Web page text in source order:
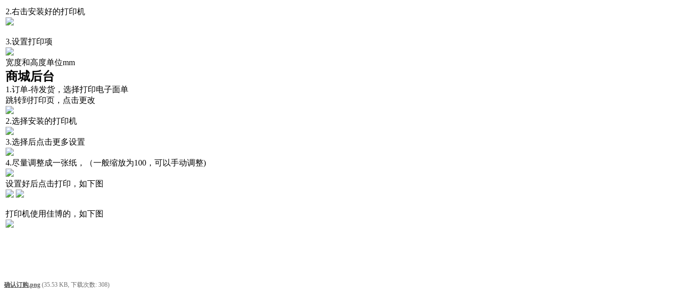
2.右击安装好的打印机
3.设置打印项
宽度和高度单位mm
商城后台
1.订单-待发货，选择打印电子面单
跳转到打印页，点击更改
2.选择安装的打印机
3.选择后点击更多设置
4.尽量调整成一张纸，（一般缩放为100，可以手动调整)
设置好后点击打印，如下图
打印机使用佳博的，如下图
确认订购.png (35.53 KB, 下载次数: 308)